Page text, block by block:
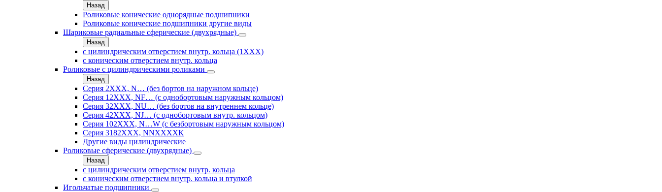
Назад
Роликовые конические однорядные подшипники
Роликовые конические подшипники другие виды
Шариковые радиальные сферические (двухрядные)
Назад
с цилиндрическим отверстием внутр. кольца (1ХХХ)
с коническим отверстием внутр. кольца
Роликовые с цилиндрическими роликами
Назад
Серия 2ХХХ, N… (без бортов на наружном кольце)
Серия 12ХХХ, NF… (с однобортовым наружным кольцом)
Серия 32ХХХ, NU… (без бортов на внутреннем кольце)
Серия 42ХХХ, NJ… (с однобортовым внутр. кольцом)
Серия 102ХХХ, N…W (с безбортовым наружным кольцом)
Серия 3182ХХХ, NNХХХХК
Другие виды цилиндрические
Роликовые сферические (двухрядные)
Назад
с цилиндрическим отверстием внутр. кольца
с коническим отверстием внутр. кольца и втулкой
Игольчатые подшипники